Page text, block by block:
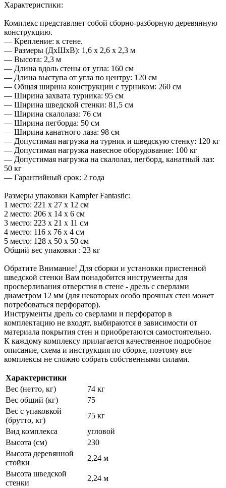
Характеристики:
Комплекс представляет собой сборно-разборную деревянную
конструкцию.
— Крепление: к стене.
— Размеры (ДхШхВ): 1,6 x 2,6 х 2,3 м
— Высота: 2,3 м
— Длина вдоль стены от угла: 160 см
— Длина выступа от угла по центру: 120 см
— Общая ширина конструкции с турником: 260 см
— Ширина захвата турника: 95 см
— Ширина шведской стенки: 81,5 см
— Ширина скалолаза: 76 см
— Ширина пегборда: 50 см
— Ширина канатного лаза: 98 см
— Допустимая нагрузка на турник и шведскую стенку: 120 кг
— Допустимая нагрузка навесное оборудование: 100 кг
— Допустимая нагрузка на скалолаз, пегборд, канатный лаз:
50 кг
— Гарантийный срок: 2 года
Размеры упаковки Kampfer Fantastic:
1 место: 221 х 27 х 12 cм
2 место: 206 х 14 х 6 cм
3 место: 223 х 21 х 11 cм
4 место: 116 х 76 х 4 cм
5 место: 128 х 50 х 50 cм
Общий вес упаковки : 23 кг
Обратите Внимание! Для сборки и установки пристенной
шведской стенки Вам понадобится инструменты для
просверливания отверстия в стене - дрель с сверлами
диаметром 12 мм (для некоторых особо прочных стен может
потребоваться перфоратор).
Инструменты дрель со сверлами и перфоратор в
комплектацию не входят, выбираются в зависимости от
материала покрытия стен и приобретаются самостоятельно.
К каждому комплексу прилагается качественное подробное
описание, схема и инструкция по сборке, поэтому все
комплексы не сложно собрать собственными силами.
Характеристики
Вес (нетто, кг)
74 кг
Вес общий (кг)
75
Вес с упаковкой
(брутто, кг)
75 кг
Вид комплекса
угловой
Высота (см)
230
Высота деревянной
стойки
2,24 м
Высота шведской
стенки
2,24 м